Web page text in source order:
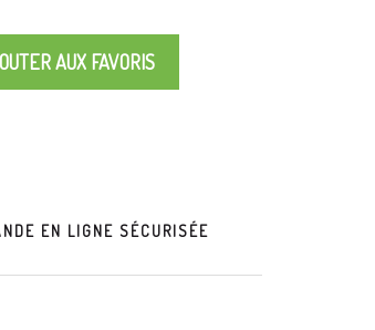
AUX FAVORIS
EN LIGNE SÉCURISÉE